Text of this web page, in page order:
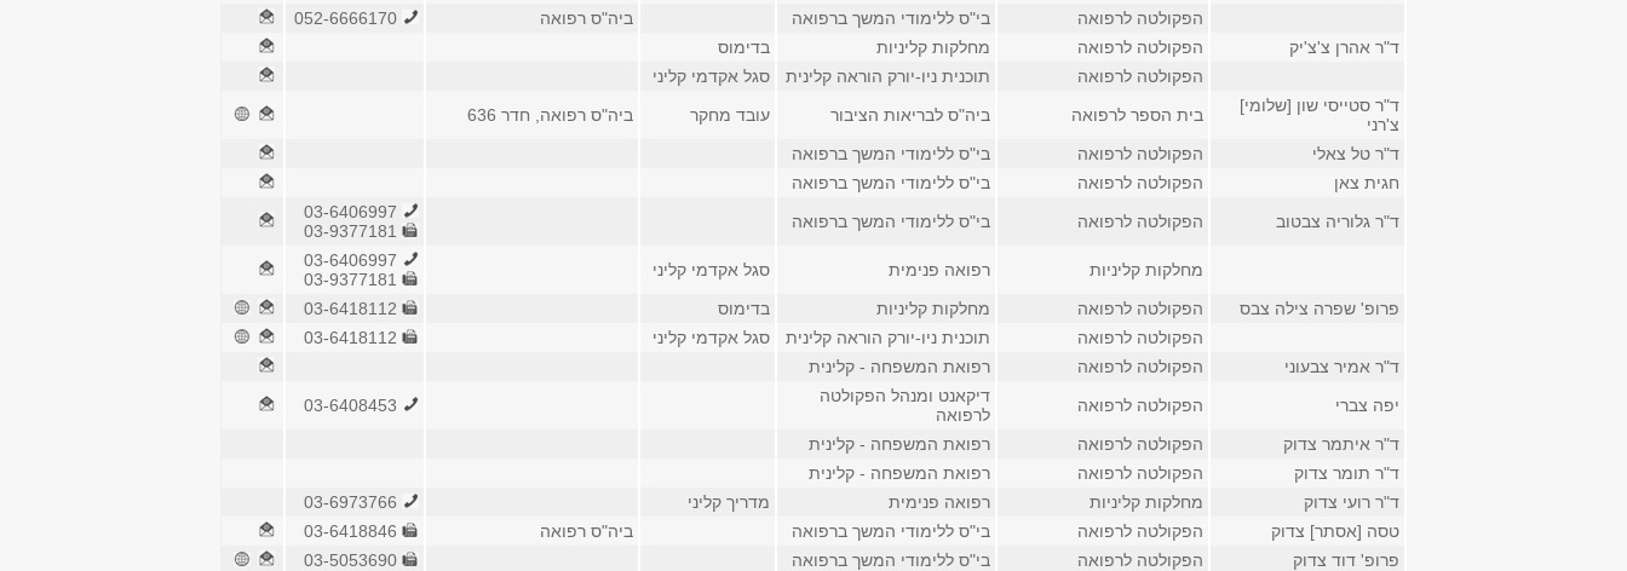
הפקולטה לרפואה
בי"ס ללימודי המשך ברפואה ביה"ס רפואה
ד"ר אהרן צ'צ'יק
הפקולטה לרפואה מחלקות קליניות
בדימוס
הפקולטה לרפואה
תוכנית ניו-יורק הוראה קלינית
סגל אקדמי קליני
ד"ר סטייסי שון [שלומי]
צ'רני
בית הספר לרפואה ביה"ס לבריאות הציבור עובד מחקר
ביה"ס רפואה, חדר 636
ד"ר טל צאלי
הפקולטה לרפואה
בי"ס ללימודי המשך ברפואה
חגית צאן
הפקולטה לרפואה
בי"ס ללימודי המשך ברפואה
ד"ר גלוריה צבטוב
הפקולטה לרפואה בי"ס ללימודי המשך ברפואה
מחלקות קליניות
רפואה פנימית סגל אקדמי קליני
פרופ' שפרה צילה צבס
הפקולטה לרפואה מחלקות קליניות בדימוס
הפקולטה לרפואה
תוכנית ניו-יורק הוראה קלינית סגל אקדמי קליני
ד"ר אמיר צבעוני
הפקולטה לרפואה
רפואת המשפחה - קלינית
יפה צברי
הפקולטה לרפואה
דיקאנט ומנהל הפקולטה
לרפואה
ד"ר איתמר צדוק
הפקולטה לרפואה
רפואת המשפחה - קלינית
ד"ר תומר צדוק
הפקולטה לרפואה
רפואת המשפחה - קלינית
ד"ר רועי צדוק
מחלקות קליניות רפואה פנימית מדריך קליני
טסה [אסתר] צדוק
הפקולטה לרפואה בי"ס ללימודי המשך ברפואה ביה"ס רפואה
פרופ' דוד צדוק
הפקולטה לרפואה בי"ס ללימודי המשך ברפואה